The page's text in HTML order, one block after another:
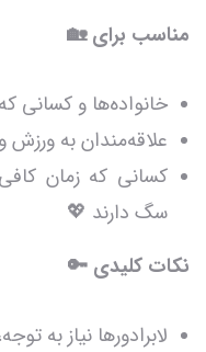
مناسب برای 🏡
خانواده‌ها و کسانی
علاقه‌مندان به ورزش
کسانی که زمان
سگ دارند 💖
نکات کلیدی 🔑
لابرادورها نیاز به